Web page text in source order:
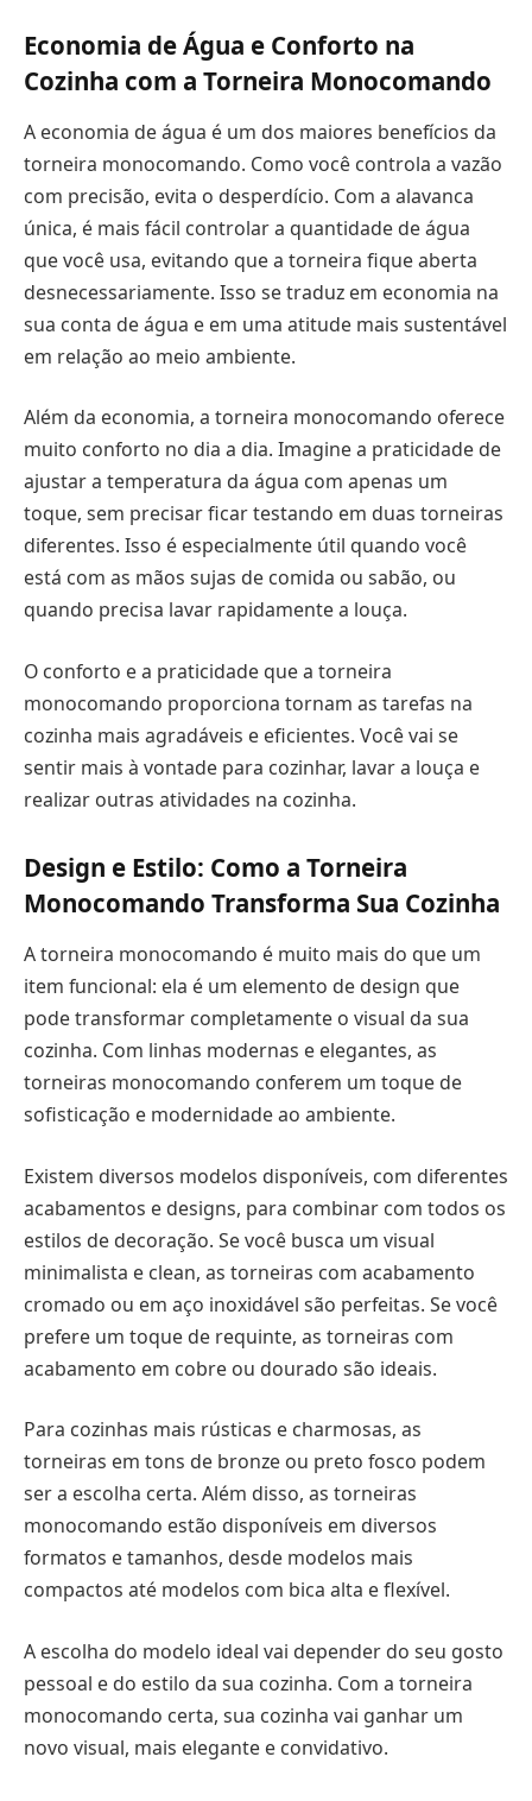
Economia de Água e Conforto na
Cozinha com a Torneira Monocomando
A economia de água é um dos maiores benefícios da
torneira monocomando. Como você controla a vazão
com precisão, evita o desperdício. Com a alavanca
única, é mais fácil controlar a quantidade de água
que você usa, evitando que a torneira fique aberta
desnecessariamente. Isso se traduz em economia na
sua conta de água e em uma atitude mais sustentável
em relação ao meio ambiente.
Além da economia, a torneira monocomando oferece
muito conforto no dia a dia. Imagine a praticidade de
ajustar a temperatura da água com apenas um
toque, sem precisar ficar testando em duas torneiras
diferentes. Isso é especialmente útil quando você
está com as mãos sujas de comida ou sabão, ou
quando precisa lavar rapidamente a louça.
O conforto e a praticidade que a torneira
monocomando proporciona tornam as tarefas na
cozinha mais agradáveis e eficientes. Você vai se
sentir mais à vontade para cozinhar, lavar a louça e
realizar outras atividades na cozinha.
Design e Estilo: Como a Torneira
Monocomando Transforma Sua Cozinha
A torneira monocomando é muito mais do que um
item funcional: ela é um elemento de design que
pode transformar completamente o visual da sua
cozinha. Com linhas modernas e elegantes, as
torneiras monocomando conferem um toque de
sofisticação e modernidade ao ambiente.
Existem diversos modelos disponíveis, com diferentes
acabamentos e designs, para combinar com todos os
estilos de decoração. Se você busca um visual
minimalista e clean, as torneiras com acabamento
cromado ou em aço inoxidável são perfeitas. Se você
prefere um toque de requinte, as torneiras com
acabamento em cobre ou dourado são ideais.
Para cozinhas mais rústicas e charmosas, as
torneiras em tons de bronze ou preto fosco podem
ser a escolha certa. Além disso, as torneiras
monocomando estão disponíveis em diversos
formatos e tamanhos, desde modelos mais
compactos até modelos com bica alta e flexível.
A escolha do modelo ideal vai depender do seu gosto
pessoal e do estilo da sua cozinha. Com a torneira
monocomando certa, sua cozinha vai ganhar um
novo visual, mais elegante e convidativo.